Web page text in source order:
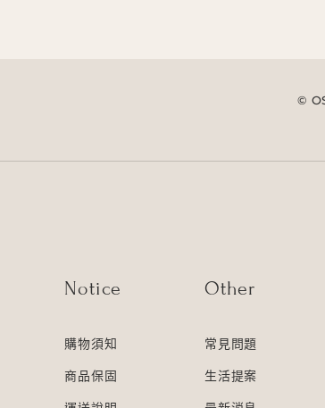
Notice
購物須知
商品保固
Other
常見問題
生活提案
©